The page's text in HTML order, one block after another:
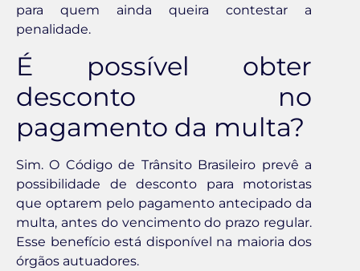
para quem ainda queira contestar a
penalidade.
É possível obter
desconto no
pagamento da multa?
Sim. O Código de Trânsito Brasileiro prevê a
possibilidade de desconto para motoristas
que optarem pelo pagamento antecipado da
multa, antes do vencimento do prazo regular.
Esse benefício está disponível na maioria dos
órgãos autuadores.